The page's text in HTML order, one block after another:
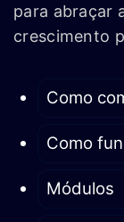
para abraçar
crescimento
Como
Como
Módulos